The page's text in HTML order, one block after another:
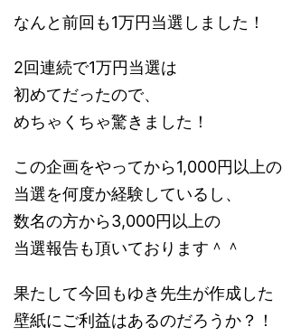
なんと前回も1万円当選しました！
2回連続で1万円当選は
初めてだったので、
めちゃくちゃ驚きました！
この企画をやってから1,000円以上の
当選を何度か経験しているし、
数名の方から3,000円以上の
当選報告も頂いております＾＾
果たして今回もゆき先生が作成した
壁紙にご利益はあるのだろうか？！